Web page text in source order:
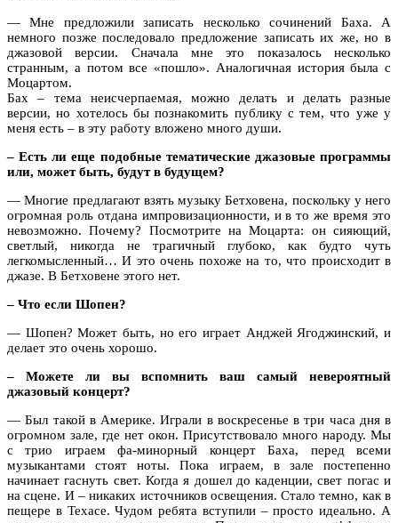
— Мне предложили записать несколько сочинений Баха. А
немного позже последовало предложение записать их же, но в
джазовой версии. Сначала мне это показалось несколько
странным, а потом все «пошло». Аналогичная история была с
Моцартом.
Бах – тема неисчерпаемая, можно делать и делать разные
версии, но хотелось бы познакомить публику с тем, что уже у
меня есть – в эту работу вложено много души.
– Есть ли еще подобные тематические джазовые программы
или, может быть, будут в будущем?
— Многие предлагают взять музыку Бетховена, поскольку у него
огромная роль отдана импровизационности, и в то же время это
невозможно. Почему? Посмотрите на Моцарта: он сияющий,
светлый, никогда не трагичный глубоко, как будто чуть
легкомысленный… И это очень похоже на то, что происходит в
джазе. В Бетховене этого нет.
– Что если Шопен?
— Шопен? Может быть, но его играет Анджей Ягоджинский, и
делает это очень хорошо.
– Можете ли вы вспомнить ваш самый невероятный
джазовый концерт?
— Был такой в Америке. Играли в воскресенье в три часа дня в
огромном зале, где нет окон. Присутствовало много народу. Мы
с трио играем фа-минорный концерт Баха, перед всеми
музыкантами стоят ноты. Пока играем, в зале постепенно
начинает гаснуть свет. Когда я дошел до каденции, свет погас и
на сцене. И – никаких источников освещения. Стало темно, как в
пещере в Техасе. Чудом ребята вступили – просто идеально. А